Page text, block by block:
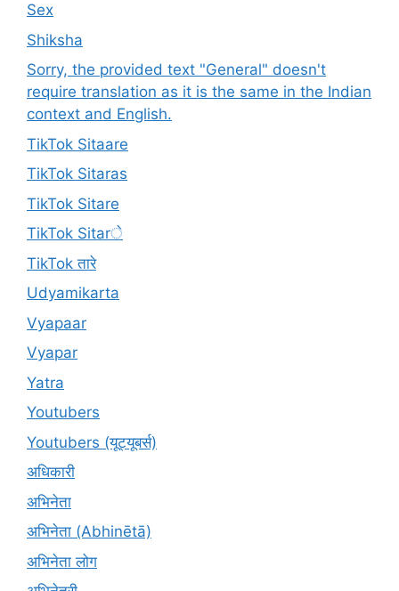
Sex
Shiksha
Sorry, the provided text "General" doesn't
require translation as it is the same in the Indian
context and English.
TikTok Sitaare
TikTok Sitaras
TikTok Sitare
TikTok Sitarे
TikTok तारे
Udyamikarta
Vyapaar
Vyapar
Yatra
Youtubers
Youtubers (यूट्यूबर्स)
अधिकारी
अभिनेता
अभिनेता (Abhinētā)
अभिनेता लोग